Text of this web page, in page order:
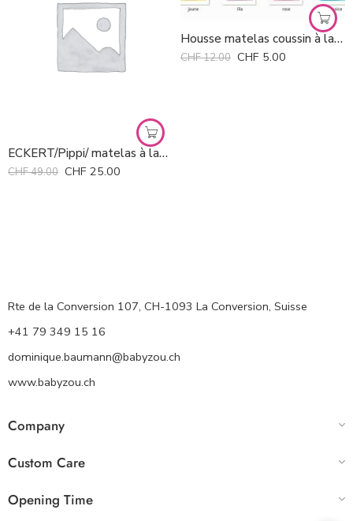
ECKERT/Pippi/ matelas à langer de rechange blanc
CHF49.00 CHF 25.00
Housse matelas coussin à langer Kuli Muli *
CHF12.00 CHF 5.00
Rte de la Conversion 107, CH-1093 La Conversion, Suisse
+41 79 349 15 16
dominique.baumann@babyzou.ch
www.babyzou.ch
Company
Custom Care
Opening Time